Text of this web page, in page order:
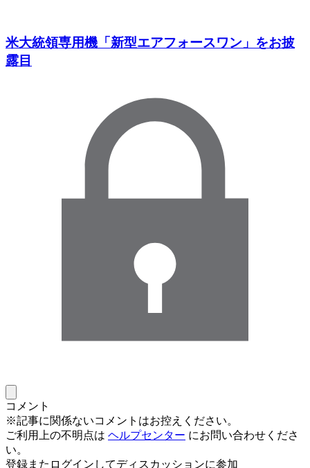
米大統領専用機「新型エアフォースワン」をお披
露目
コメント
※記事に関係ないコメントはお控えください。
ご利用上の不明点は ヘルプセンター にお問い合わせくださ
い。
登録またログインしてディスカッションに参加